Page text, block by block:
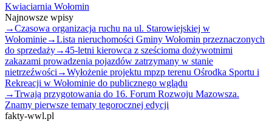
Kwiaciarnia Wołomin
Najnowsze wpisy
→Czasowa organizacja ruchu na ul. Starowiejskiej w
Wołominie→Lista nieruchomości Gminy Wołomin przeznaczonych
do sprzedaży→45-letni kierowca z sześcioma dożywotnimi
zakazami prowadzenia pojazdów zatrzymany w stanie
nietrzeźwości →Wyłożenie projektu mpzp terenu Ośrodka Sportu i
Rekreacji w Wołominie do publicznego wglądu
→Trwają przygotowania do 16. Forum Rozwoju Mazowsza.
Znamy pierwsze tematy tegorocznej edycji
fakty-wwl.pl